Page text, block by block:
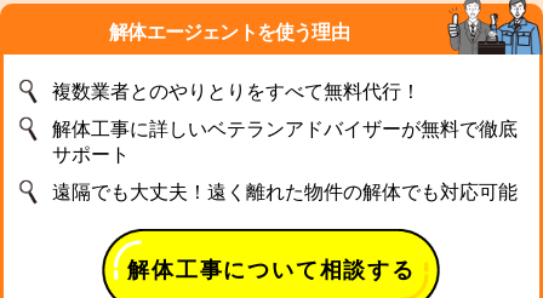
解体エージェントを使う理由
複数業者とのやりとりをすべて無料代行！
解体工事に詳しいベテランアドバイザーが無料で徹底
サポート
遠隔でも大丈夫！遠く離れた物件の解体でも対応可能
解体工事について相談する